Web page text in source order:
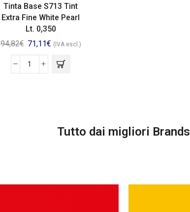
Tinta Base S713 Tint
Extra Fine White Pearl
Lt. 0,350
94,82€ 71,11€ (IVA escl.)
Tutto dai migliori Brands